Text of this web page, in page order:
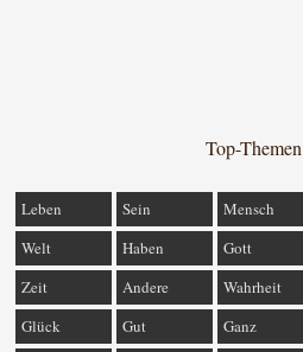
Top-Themen
Leben Sein Mensch
Welt
Haben Gott
Zeit
Andere Wahrheit
Glück
Gut Ganz